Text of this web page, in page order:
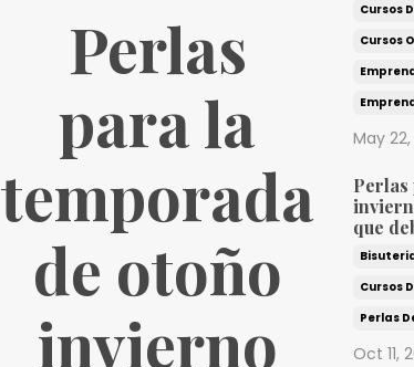
Perlas
para la
temporada
de otoño
invierno
Cursos
Cursos
May
Perlas
que
Cursos
Perlas
Oct 11,